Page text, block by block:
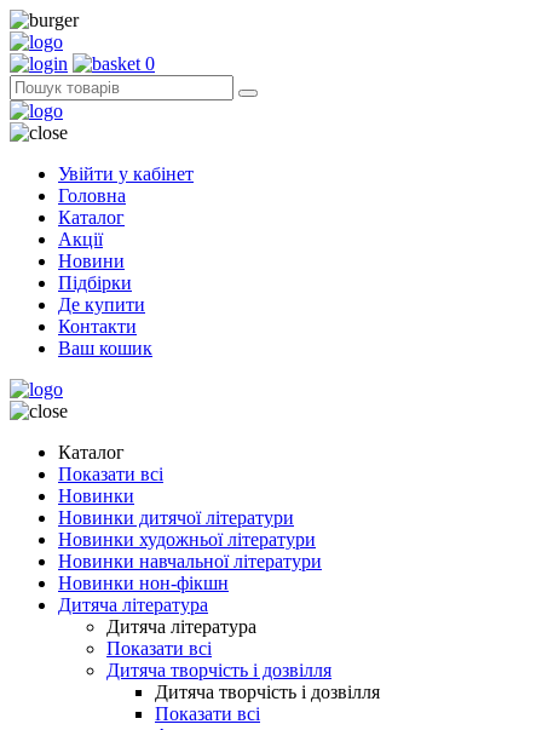
0
Увійти у кабінет
Головна
Каталог
Акції
Новини
Підбірки
Де купити
Контакти
Ваш кошик
Каталог
Показати всі
Новинки
Новинки дитячої літератури
Новинки художньої літератури
Новинки навчальної літератури
Новинки нон-фікшн
Дитяча література
Дитяча література
Показати всі
Дитяча творчість і дозвілля
Дитяча творчість і дозвілля
Показати всі